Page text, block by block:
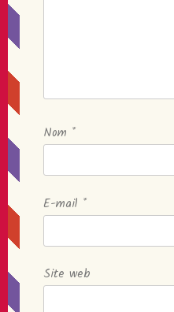
Nom *
E-mail *
Site web